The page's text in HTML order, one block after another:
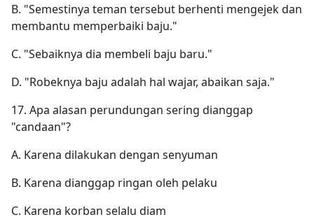
B. "Semestinya teman tersebut berhenti mengejek dan
membantu memperbaiki baju."
C. "Sebaiknya dia membeli baju baru."
D. "Robeknya baju adalah hal wajar, abaikan saja."
17. Apa alasan perundungan sering dianggap
"candaan"?
A. Karena dilakukan dengan senyuman
B. Karena dianggap ringan oleh pelaku
C. Karena korban selalu diam